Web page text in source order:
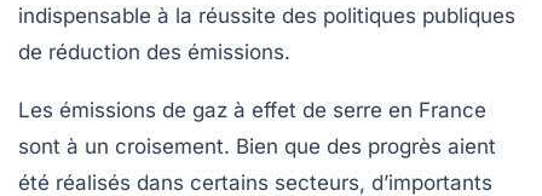
indispensable à la réussite des politiques publiques
de réduction des émissions.
Les émissions de gaz à effet de serre en France
sont à un croisement. Bien que des progrès aient
été réalisés dans certains secteurs, d’importants